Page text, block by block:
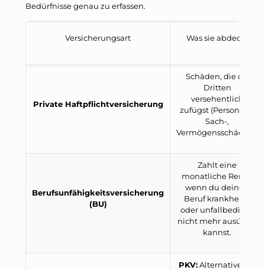
Bedürfnisse genau zu erfassen.
Versicherungsart Was sie abdeckt
Private Haftpflichtversicherung
Schäden, die du
Dritten
versehentlich
zufügst (Personen-,
Sach-,
Vermögensschäden).
Berufsunfähigkeitsversicherung
(BU)
Zahlt eine
monatliche Rente,
wenn du deinen
Beruf krankheits-
oder unfallbedingt
nicht mehr ausüben
kannst.
PKV:Alternative zur